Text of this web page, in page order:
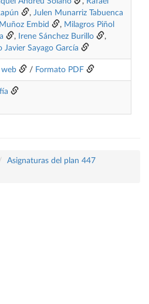
, Julen Munarriz Tabuenca
Embid , Milagros Piñol
, Irene Sánchez Burillo
,
Javier Sayago García
web / Formato PDF
Asignaturas del plan 447